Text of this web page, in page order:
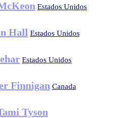
Estados Unidos
Hall Estados Unidos
Estados Unidos
Finnigan Canada
Tyson